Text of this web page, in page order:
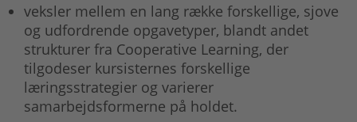
veksler mellem en lang række forskellige, sjove
og udfordrende opgavetyper, blandt andet
strukturer fra Cooperative Learning, der
tilgodeser kursisternes forskellige
læringsstrategier og varierer
samarbejdsformerne på holdet.